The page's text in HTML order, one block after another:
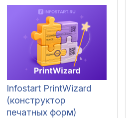
Infostart PrintWizard
(конструктор
печатных форм)